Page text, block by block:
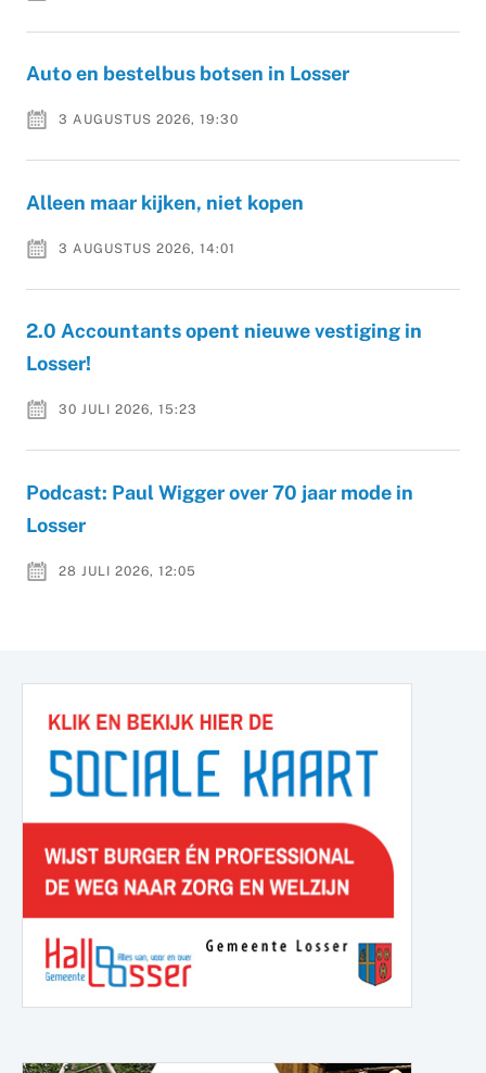
Auto en bestelbus botsen in Losser
3 AUGUSTUS 2026, 19:30
Alleen maar kijken, niet kopen
3 AUGUSTUS 2026, 14:01
2.0 Accountants opent nieuwe vestiging in
Losser!
30 JULI 2026, 15:23
Podcast: Paul Wigger over 70 jaar mode in
Losser
28 JULI 2026, 12:05